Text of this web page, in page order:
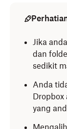
Jika
dan
sedikit
Anda
Dropbox
yang